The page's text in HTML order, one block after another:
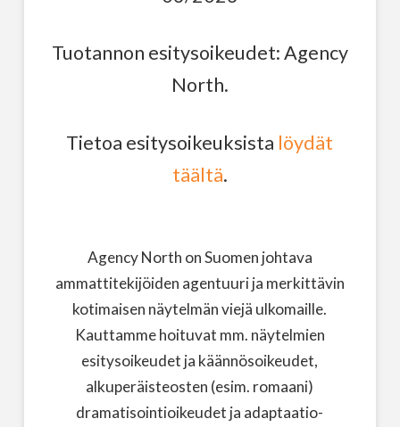
Tuotannon esitysoikeudet: Agency
North.
Tietoa esitysoikeuksista löydät
täältä.
Agency North on Suomen johtava
ammattitekijöiden agentuuri ja merkittävin
kotimaisen näytelmän viejä ulkomaille.
Kauttamme hoituvat mm. näytelmien
esitysoikeudet ja käännösoikeudet,
alkuperäisteosten (esim. romaani)
dramatisointioikeudet ja adaptaatio-